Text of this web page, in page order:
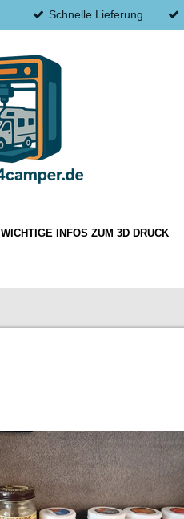
Schnelle Lieferung
WICHTIGE INFOS ZUM 3D DRUCK